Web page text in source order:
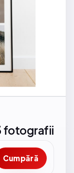
fotografii
Cumpără